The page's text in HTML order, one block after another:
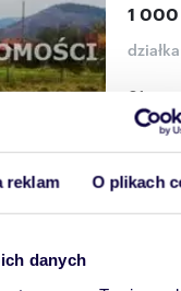
reklam O plikach
danych
1 000
wśród